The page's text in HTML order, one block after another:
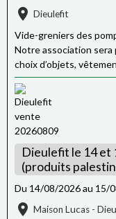
Dieulefit
Vide-greniers des
Notre association sera
choix d’objets,
Dieulefit le 14 et
(produits
Du 14/08/2026au 15/
Maison Lucas -